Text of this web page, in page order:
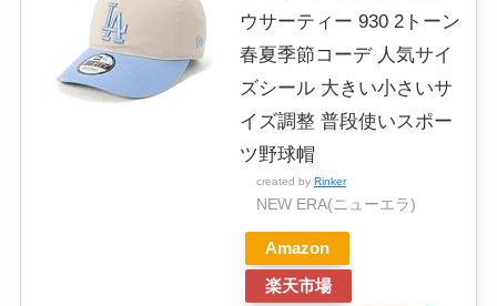
ウサーティー 930 2トーン
春夏季節コーデ 人気サイ
ズシール 大きい小さいサ
イズ調整 普段使いスポー
ツ野球帽
created by Rinker
NEW ERA(ニューエラ)
Amazon
楽天市場